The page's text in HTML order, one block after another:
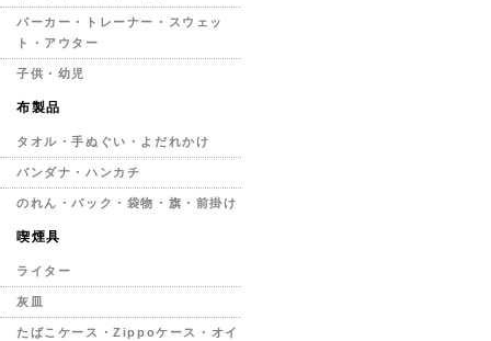
パーカー・トレーナー・スウェッ
ト・アウター
子供・幼児
布製品
タオル・手ぬぐい・よだれかけ
バンダナ・ハンカチ
のれん・バック・袋物・旗・前掛け
喫煙具
ライター
灰皿
たばこケース・Zippoケース・オイ